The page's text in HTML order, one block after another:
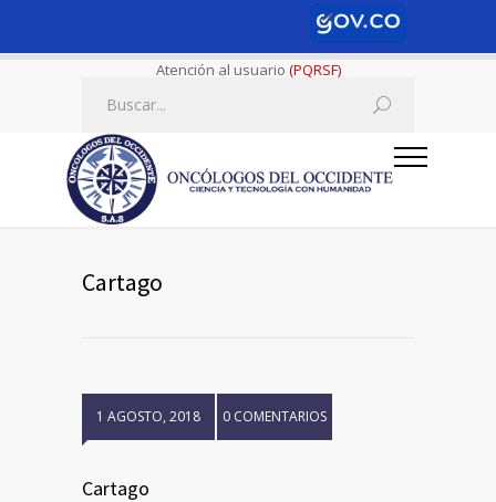
Atención al usuario (PQRSF)
Cartago
1 AGOSTO, 2018 0 COMENTARIOS
Cartago